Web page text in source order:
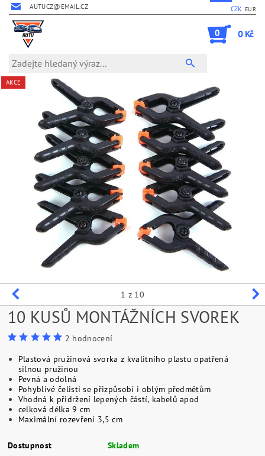
AUTUCZ@EMAIL.CZ CZK EUR
0 0 Kč
AKCE
1 z 10
10 KUSŮ MONTÁŽNÍCH SVOREK
2 hodnocení
Plastová pružinová svorka z kvalitního plastu opatřená
silnou pružinou
Pevná a odolná
Pohyblivé čelisti se přizpůsobí i oblým předmětům
Vhodná k přidržení lepených částí, kabelů apod
celková délka 9 cm
Maximální rozevření 3,5 cm
Dostupnost Skladem